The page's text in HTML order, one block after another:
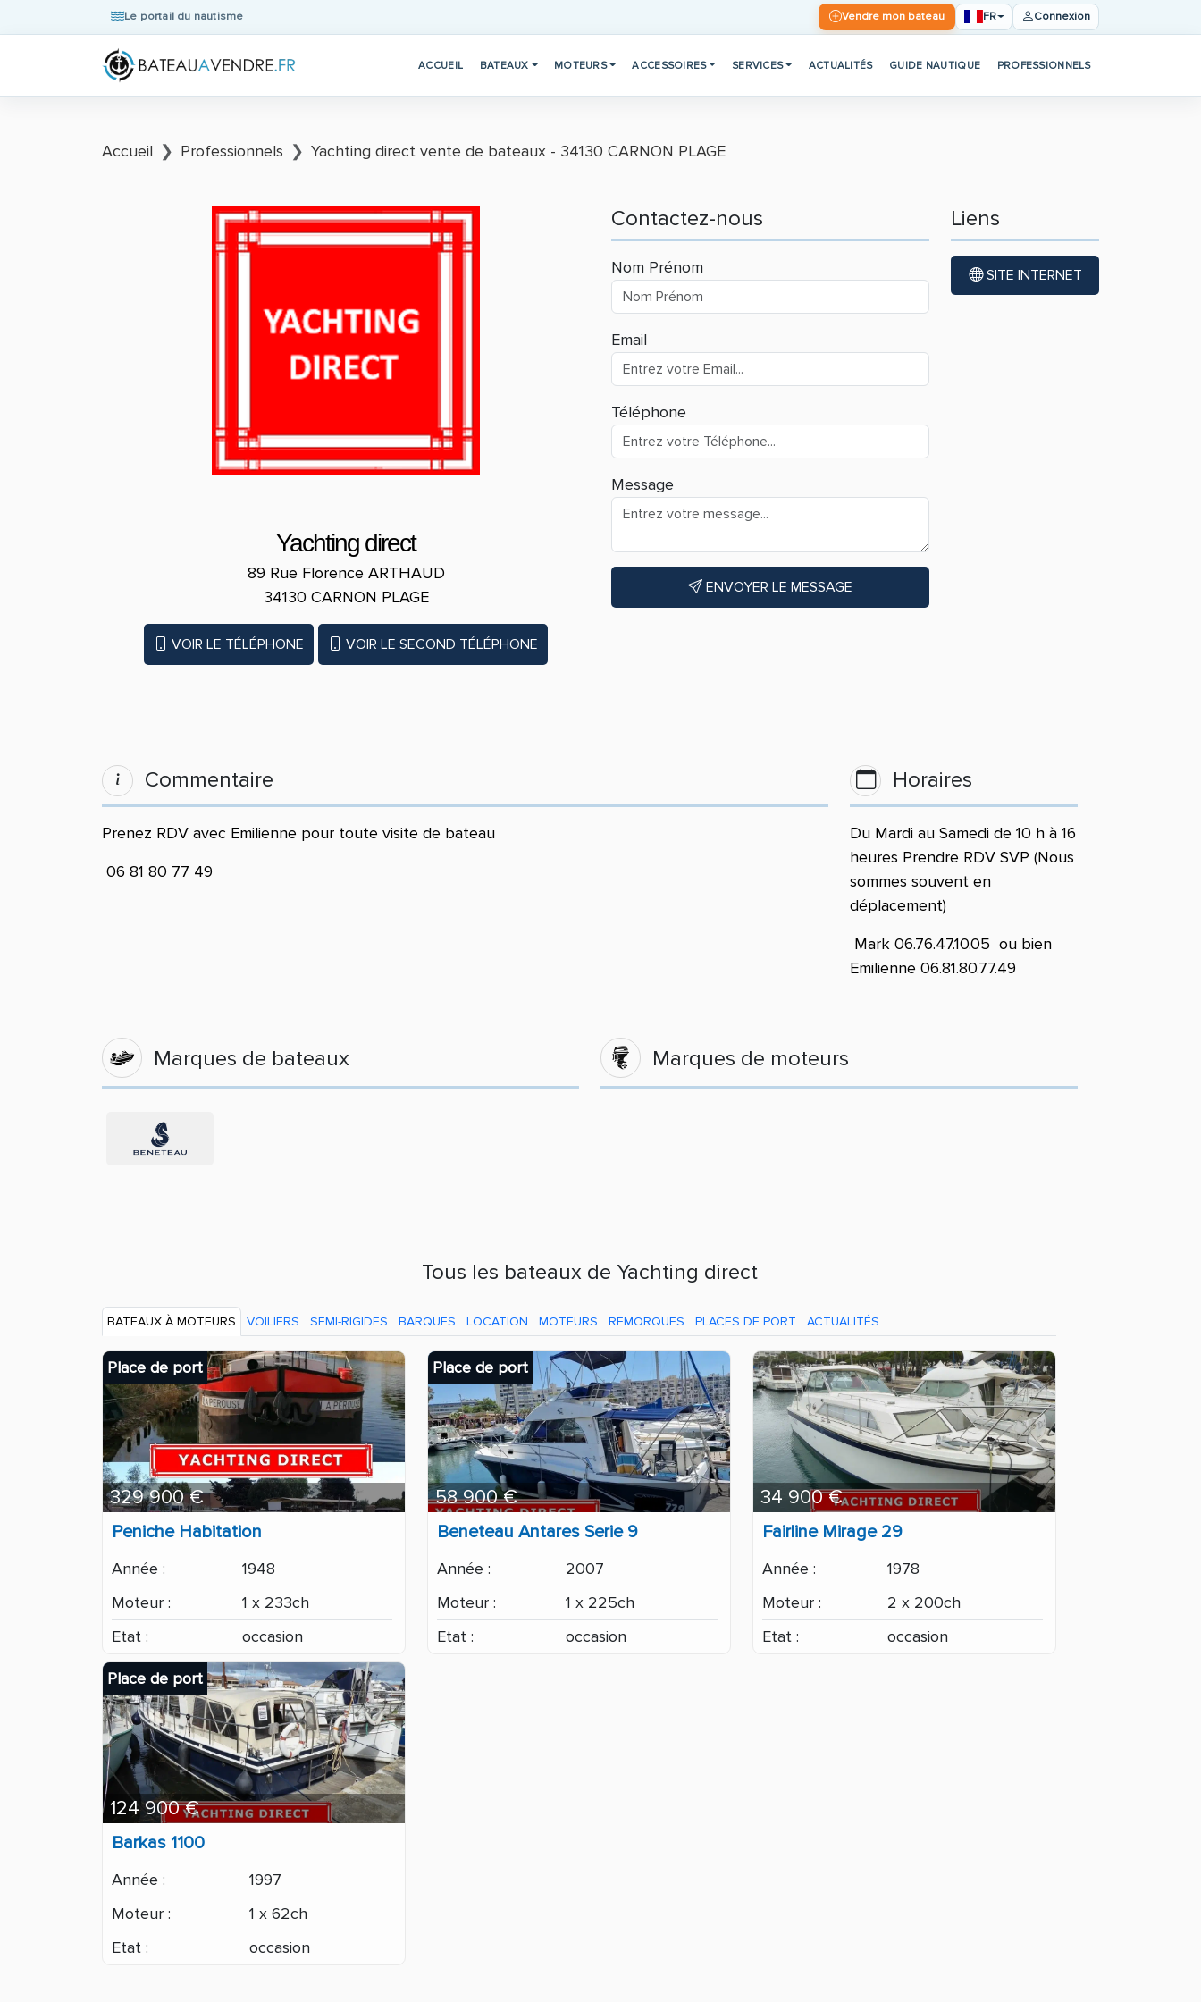
Le portail du nautisme Vendre mon bateau FR Connexion
ACCUEIL BATEAUX MOTEURS ACCESSOIRES SERVICES ACTUALITÉS GUIDE NAUTIQUE PROFESSIONNELS
Accueil Professionnels Yachting direct vente de bateaux - 34130 CARNON PLAGE
Yachting direct
89 Rue Florence ARTHAUD
34130 CARNON PLAGE
VOIR LE TÉLÉPHONE VOIR LE SECOND TÉLÉPHONE
Contactez-nous
Nom Prénom
Email
Téléphone
Message
ENVOYER LE MESSAGE
Liens
SITE INTERNET
Commentaire
Prenez RDV avec Emilienne pour toute visite de bateau
06 81 80 77 49
Horaires
Du Mardi au Samedi de 10 h à 16
heures Prendre RDV SVP (Nous
sommes souvent en
déplacement)
Mark 06.76.47.10.05 ou bien
Emilienne 06.81.80.77.49
Marques de bateaux Marques de moteurs
Tous les bateaux de Yachting direct
BATEAUX À MOTEURS VOILIERS SEMI-RIGIDES BARQUES LOCATION MOTEURS REMORQUES PLACES DE PORT ACTUALITÉS
Place de port
Peniche Habitation
Année :
1948
Moteur :
1 x 233ch
Etat :
occasion
329 900 €
Place de port
Beneteau Antares Serie 9
Année :
2007
Moteur :
1 x 225ch
Etat :
occasion
58 900 €
Fairline Mirage 29
Année :
1978
Moteur :
2 x 200ch
Etat :
occasion
34 900 €
Place de port
Barkas 1100
Année :
1997
Moteur :
1 x 62ch
Etat :
occasion
124 900 €